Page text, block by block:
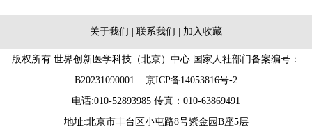
关于我们 联系我们 加入收藏
版权所有:世界创新医学科技（北京）中心 国家人社部门备案编号：
B20231090001 京ICP备14053816号-2
电话:010-52893985 传真：010-63869491
地址:北京市丰台区小屯路8号紫金园B座5层